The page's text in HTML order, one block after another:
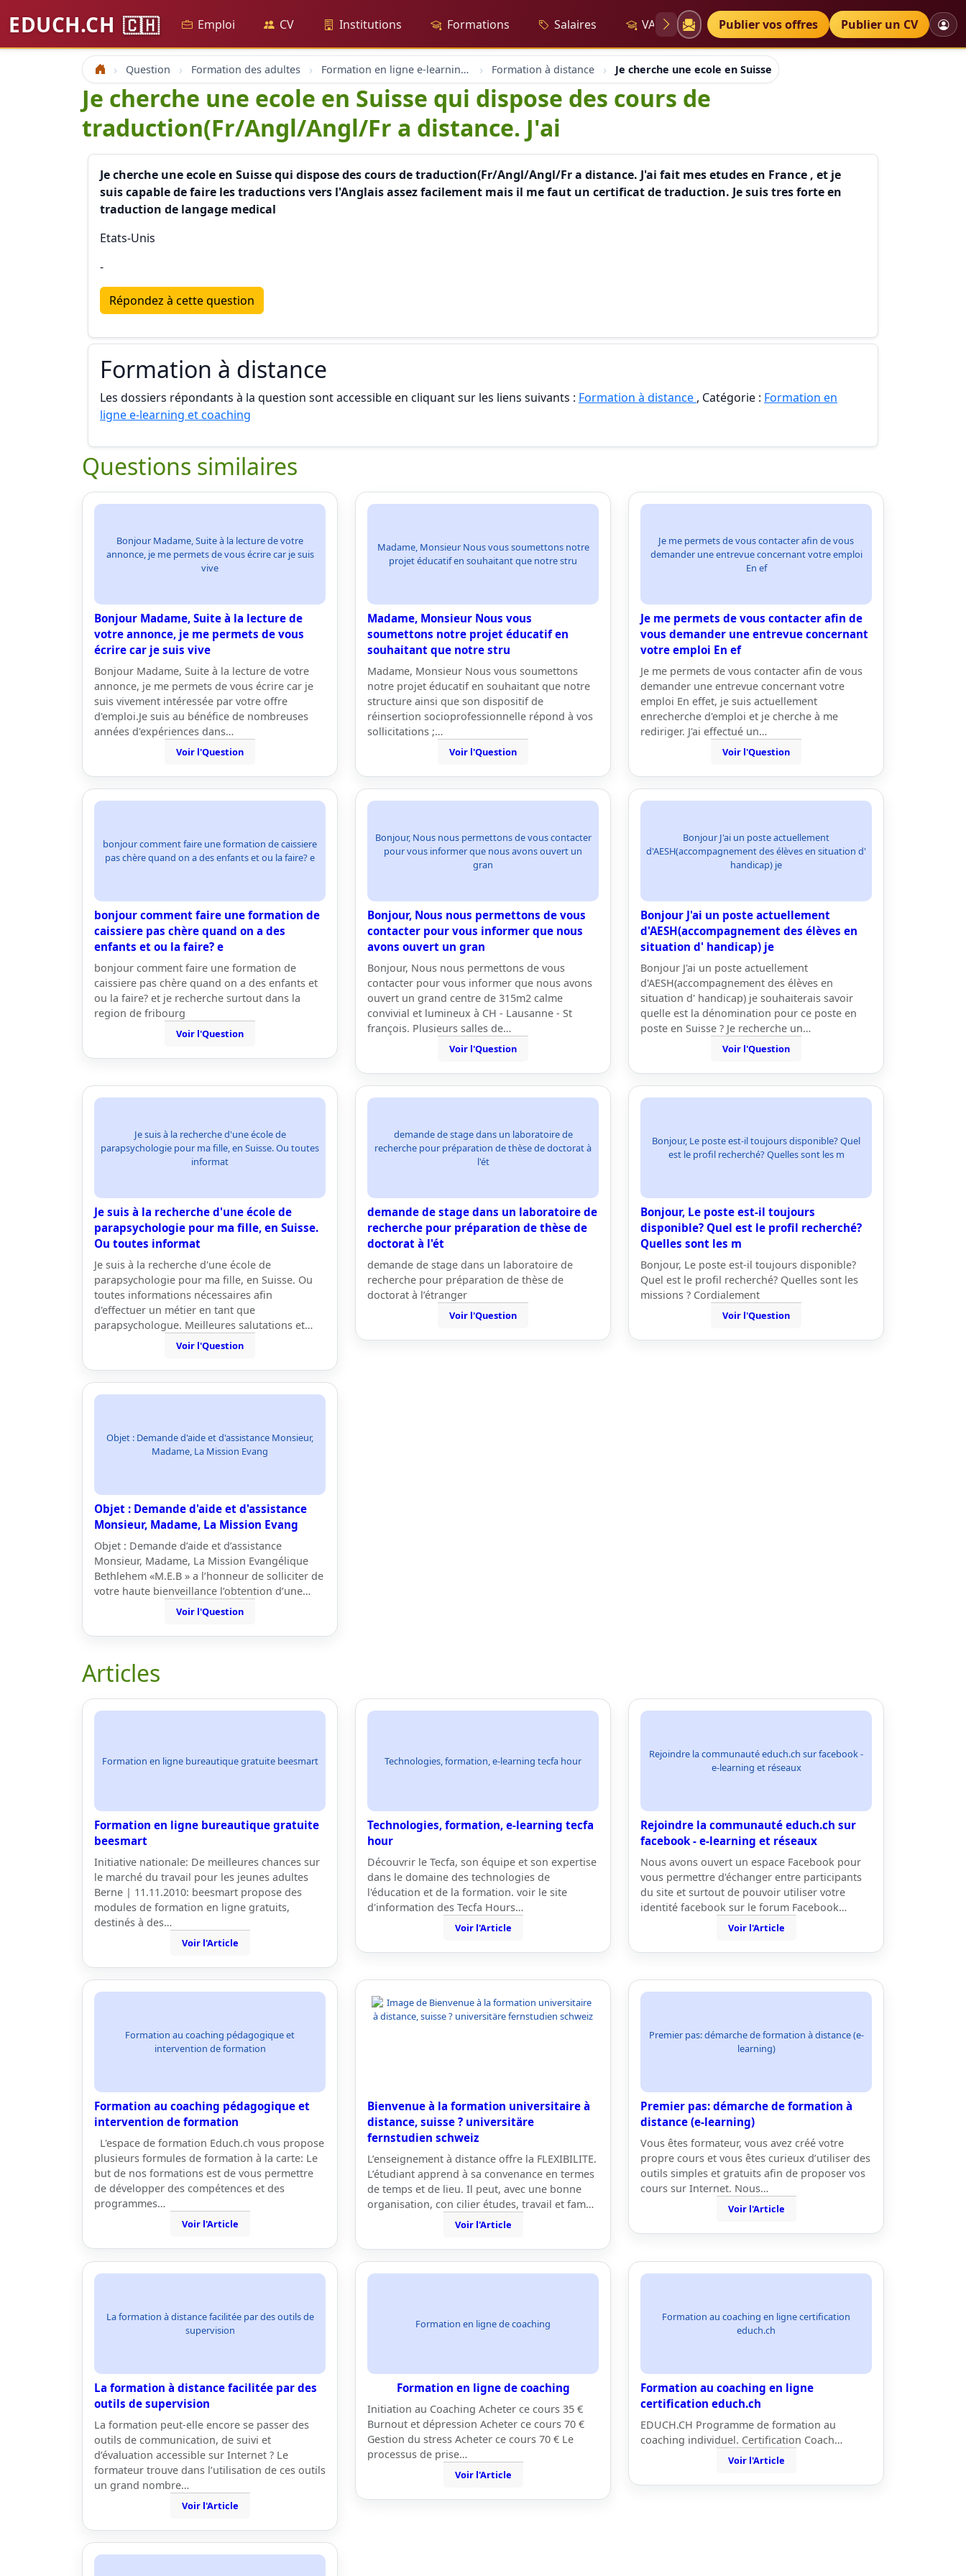
EDUCH.CH 🇨🇭 Emploi CV Institutions Formations Salaires VAE Diplômes Petites annonces
Publier vos offres Publier un CV
Accueil Question Formation des adultes Formation en ligne e-learning et coaching Formation à distance Je cherche une ecole en Suisse qui dispose des cours de
Je cherche une ecole en Suisse qui dispose des cours de
traduction(Fr/Angl/Angl/Fr a distance. J'ai
Je cherche une ecole en Suisse qui dispose des cours de traduction(Fr/Angl/Angl/Fr a distance. J'ai fait mes etudes en France , et je
suis capable de faire les traductions vers l'Anglais assez facilement mais il me faut un certificat de traduction. Je suis tres forte en
traduction de langage medical
Etats-Unis
-
Répondez à cette question
Formation à distance
Les dossiers répondants à la question sont accessible en cliquant sur les liens suivants : Formation à distance , Catégorie : Formation en
ligne e-learning et coaching
Questions similaires
Bonjour Madame, Suite à la lecture de votre
annonce, je me permets de vous écrire car je suis
vive
Bonjour Madame, Suite à la lecture de
votre annonce, je me permets de vous
écrire car je suis vive
Bonjour Madame, Suite à la lecture de votre
annonce, je me permets de vous écrire car je
suis vivement intéressée par votre offre
d'emploi.Je suis au bénéfice de nombreuses
années d'expériences dans…
Voir l'Question
Madame, Monsieur Nous vous soumettons notre
projet éducatif en souhaitant que notre stru
Madame, Monsieur Nous vous
soumettons notre projet éducatif en
souhaitant que notre stru
Madame, Monsieur Nous vous soumettons
notre projet éducatif en souhaitant que notre
structure ainsi que son dispositif de
réinsertion socioprofessionnelle répond à vos
sollicitations ;…
Voir l'Question
Je me permets de vous contacter afin de vous
demander une entrevue concernant votre emploi
En ef
Je me permets de vous contacter afin de
vous demander une entrevue concernant
votre emploi En ef
Je me permets de vous contacter afin de vous
demander une entrevue concernant votre
emploi En effet, je suis actuellement
enrecherche d'emploi et je cherche à me
rediriger. J'ai effectué un…
Voir l'Question
bonjour comment faire une formation de caissiere
pas chère quand on a des enfants et ou la faire? e
bonjour comment faire une formation de
caissiere pas chère quand on a des
enfants et ou la faire? e
bonjour comment faire une formation de
caissiere pas chère quand on a des enfants et
ou la faire? et je recherche surtout dans la
region de fribourg
Voir l'Question
Bonjour, Nous nous permettons de vous contacter
pour vous informer que nous avons ouvert un
gran
Bonjour, Nous nous permettons de vous
contacter pour vous informer que nous
avons ouvert un gran
Bonjour, Nous nous permettons de vous
contacter pour vous informer que nous avons
ouvert un grand centre de 315m2 calme
convivial et lumineux à CH - Lausanne - St
françois. Plusieurs salles de…
Voir l'Question
Bonjour J'ai un poste actuellement
d'AESH(accompagnement des élèves en situation d'
handicap) je
Bonjour J'ai un poste actuellement
d'AESH(accompagnement des élèves en
situation d' handicap) je
Bonjour J'ai un poste actuellement
d'AESH(accompagnement des élèves en
situation d' handicap) je souhaiterais savoir
quelle est la dénomination pour ce poste en
poste en Suisse ? Je recherche un…
Voir l'Question
Je suis à la recherche d'une école de
parapsychologie pour ma fille, en Suisse. Ou toutes
informat
Je suis à la recherche d'une école de
parapsychologie pour ma fille, en Suisse.
Ou toutes informat
Je suis à la recherche d'une école de
parapsychologie pour ma fille, en Suisse. Ou
toutes informations nécessaires afin
d'effectuer un métier en tant que
parapsychologue. Meilleures salutations et…
Voir l'Question
demande de stage dans un laboratoire de
recherche pour préparation de thèse de doctorat à
l'ét
demande de stage dans un laboratoire de
recherche pour préparation de thèse de
doctorat à l'ét
demande de stage dans un laboratoire de
recherche pour préparation de thèse de
doctorat à l’étranger
Voir l'Question
Bonjour, Le poste est-il toujours disponible? Quel
est le profil recherché? Quelles sont les m
Bonjour, Le poste est-il toujours
disponible? Quel est le profil recherché?
Quelles sont les m
Bonjour, Le poste est-il toujours disponible?
Quel est le profil recherché? Quelles sont les
missions ? Cordialement
Voir l'Question
Objet : Demande d'aide et d'assistance Monsieur,
Madame, La Mission Evang
Objet : Demande d'aide et d'assistance
Monsieur, Madame, La Mission Evang
Objet : Demande d’aide et d’assistance
Monsieur, Madame, La Mission Evangélique
Bethlehem «M.E.B » a l’honneur de solliciter de
votre haute bienveillance l’obtention d’une…
Voir l'Question
Articles
Formation en ligne bureautique gratuite beesmart
Formation en ligne bureautique gratuite
beesmart
Initiative nationale: De meilleures chances sur
le marché du travail pour les jeunes adultes
Berne | 11.11.2010: beesmart propose des
modules de formation en ligne gratuits,
destinés à des…
Voir l'Article
Technologies, formation, e-learning tecfa hour
Technologies, formation, e-learning tecfa
hour
Découvrir le Tecfa, son équipe et son expertise
dans le domaine des technologies de
l'éducation et de la formation. voir le site
d'information des Tecfa Hours…
Voir l'Article
Rejoindre la communauté educh.ch sur facebook -
e-learning et réseaux
Rejoindre la communauté educh.ch sur
facebook - e-learning et réseaux
Nous avons ouvert un espace Facebook pour
vous permettre d'échanger entre participants
du site et surtout de pouvoir utiliser votre
identité facebook sur le forum Facebook…
Voir l'Article
Formation au coaching pédagogique et
intervention de formation
Formation au coaching pédagogique et
intervention de formation
L'espace de formation Educh.ch vous propose
plusieurs formules de formation à la carte: Le
but de nos formations est de vous permettre
de développer des compétences et des
programmes…
Voir l'Article
Bienvenue à la formation universitaire à
distance, suisse ? universitäre
fernstudien schweiz
L’enseignement à distance offre la FLEXIBILITE.
L’étudiant apprend à sa convenance en termes
de temps et de lieu. Il peut, avec une bonne
organisation, con cilier études, travail et fam…
Voir l'Article
Premier pas: démarche de formation à distance (e-
learning)
Premier pas: démarche de formation à
distance (e-learning)
Vous êtes formateur, vous avez créé votre
propre cours et vous êtes curieux d’utiliser des
outils simples et gratuits afin de proposer vos
cours sur Internet. Nous…
Voir l'Article
La formation à distance facilitée par des outils de
supervision
La formation à distance facilitée par des
outils de supervision
La formation peut-elle encore se passer des
outils de communication, de suivi et
d’évaluation accessible sur Internet ? Le
formateur trouve dans l’utilisation de ces outils
un grand nombre…
Voir l'Article
Formation en ligne de coaching
Formation en ligne de coaching
Initiation au Coaching Acheter ce cours 35 €
Burnout et dépression Acheter ce cours 70 €
Gestion du stress Acheter ce cours 70 € Le
processus de prise…
Voir l'Article
Formation au coaching en ligne certification
educh.ch
Formation au coaching en ligne
certification educh.ch
EDUCH.CH Programme de formation au
coaching individuel. Certification Coach…
Voir l'Article